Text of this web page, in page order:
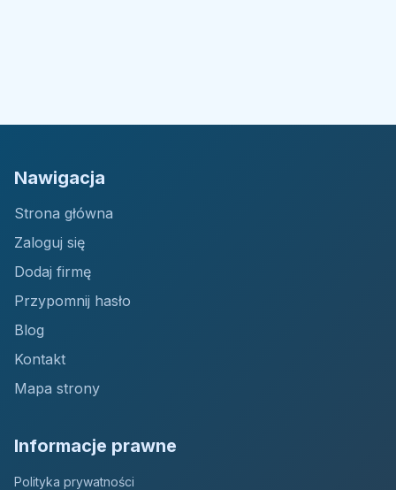
Nawigacja
Strona główna
Zaloguj się
Dodaj firmę
Przypomnij hasło
Blog
Kontakt
Mapa strony
Informacje prawne
Polityka prywatności